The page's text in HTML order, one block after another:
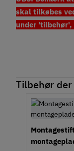
skal tilkøbes
under 'tilbehør',
Tilbehør